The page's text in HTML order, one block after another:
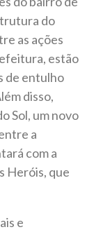
do
as ações
estão
de entulho
disso,
Sol, um novo
a
com a
Heróis, que
e